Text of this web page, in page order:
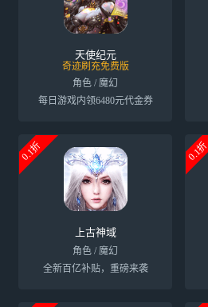
天使纪元
奇迹刷充免费版
角色 / 魔幻
每日游戏内领6480元代金券
0.1折
上古神域
角色 / 魔幻
全新百亿补贴，重磅来袭
0.1